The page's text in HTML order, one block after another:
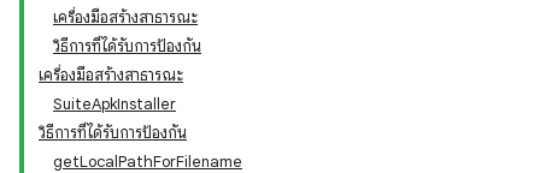
เครื่องมือสร้างสาธารณะ
วิธีการที่ได้รับการป้องกัน
เครื่องมือสร้างสาธารณะ
SuiteApkInstaller
วิธีการที่ได้รับการป้องกัน
getLocalPathForFilename